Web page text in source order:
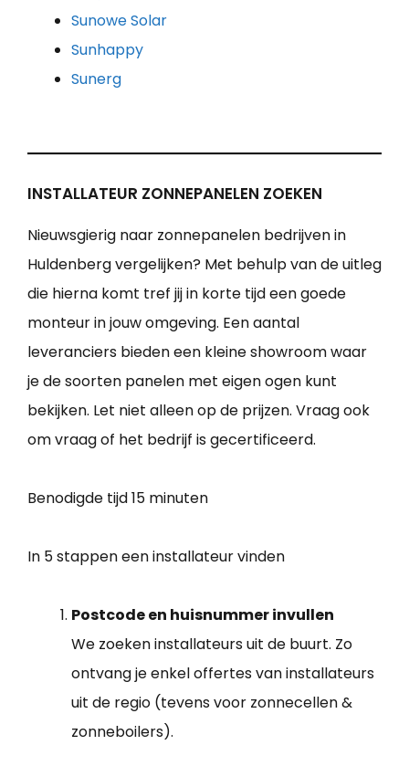
Sunowe Solar
Sunhappy
Sunerg
INSTALLATEUR ZONNEPANELEN ZOEKEN
Nieuwsgierig naar zonnepanelen bedrijven in
Huldenberg vergelijken? Met behulp van de uitleg
die hierna komt tref jij in korte tijd een goede
monteur in jouw omgeving. Een aantal
leveranciers bieden een kleine showroom waar
je de soorten panelen met eigen ogen kunt
bekijken. Let niet alleen op de prijzen. Vraag ook
om vraag of het bedrijf is gecertificeerd.
Benodigde tijd15 minuten
In 5 stappen een installateur vinden
Postcode en huisnummer invullen
We zoeken installateurs uit de buurt. Zo
ontvang je enkel offertes van installateurs
uit de regio (tevens voor zonnecellen &
zonneboilers).